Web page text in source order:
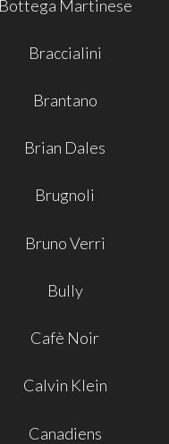
Bottega Martinese
Braccialini
Brantano
Brian Dales
Brugnoli
Bruno Verri
Bully
Cafè Noir
Calvin Klein
Canadiens